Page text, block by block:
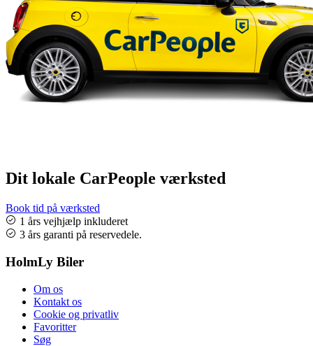
Dit lokale CarPeople værksted
Book tid på værksted
1 års vejhjælp inkluderet
3 års garanti på reservedele.
HolmLy Biler
Om os
Kontakt os
Cookie og privatliv
Favoritter
Søg